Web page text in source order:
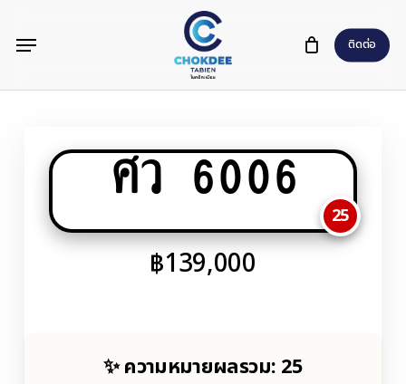
content
ติดต่อ
Menu
ศว 6006
25
฿139,000
✨ ความหมายผลรวม: 25